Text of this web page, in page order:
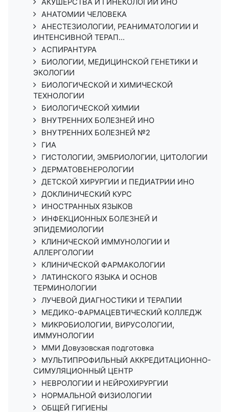
АКУШЕРСТВА И ГИНЕКОЛОГИИ ИНО
АНАТОМИИ ЧЕЛОВЕКА
АНЕСТЕЗИОЛОГИИ, РЕАНИМАТОЛОГИИ И
ИНТЕНСИВНОЙ ТЕРАП...
АСПИРАНТУРА
БИОЛОГИИ, МЕДИЦИНСКОЙ ГЕНЕТИКИ И
ЭКОЛОГИИ
БИОЛОГИЧЕСКОЙ И ХИМИЧЕСКОЙ
ТЕХНОЛОГИИ
БИОЛОГИЧЕСКОЙ ХИМИИ
ВНУТРЕННИХ БОЛЕЗНЕЙ ИНО
ВНУТРЕННИХ БОЛЕЗНЕЙ №2
ГИА
ГИСТОЛОГИИ, ЭМБРИОЛОГИИ, ЦИТОЛОГИИ
ДЕРМАТОВЕНЕРОЛОГИИ
ДЕТСКОЙ ХИРУРГИИ И ПЕДИАТРИИ ИНО
ДОКЛИНИЧЕСКИЙ КУРС
ИНОСТРАННЫХ ЯЗЫКОВ
ИНФЕКЦИОННЫХ БОЛЕЗНЕЙ И
ЭПИДЕМИОЛОГИИ
КЛИНИЧЕСКОЙ ИММУНОЛОГИИ И
АЛЛЕРГОЛОГИИ
КЛИНИЧЕСКОЙ ФАРМАКОЛОГИИ
ЛАТИНСКОГО ЯЗЫКА И ОСНОВ
ТЕРМИНОЛОГИИ
ЛУЧЕВОЙ ДИАГНОСТИКИ И ТЕРАПИИ
МЕДИКО-ФАРМАЦЕВТИЧЕСКИЙ КОЛЛЕДЖ
МИКРОБИОЛОГИИ, ВИРУСОЛОГИИ,
ИММУНОЛОГИИ
ММИ Довузовская подготовка
МУЛЬТИПРОФИЛЬНЫЙ АККРЕДИТАЦИОННО-
СИМУЛЯЦИОННЫЙ ЦЕНТР
НЕВРОЛОГИИ И НЕЙРОХИРУРГИИ
НОРМАЛЬНОЙ ФИЗИОЛОГИИ
ОБЩЕЙ ГИГИЕНЫ